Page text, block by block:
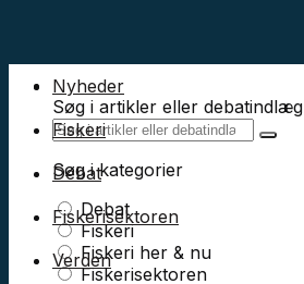
Søg i artikler eller debatindlæg
Søg i kategorier
Debat
Fiskeri
Fiskeri her & nu
Fiskerisektoren
Nyheder
Fiskeri
Debat
Fiskerisektoren
Verden